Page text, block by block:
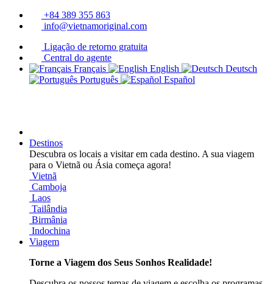
+84 389 355 863
info@vietnamoriginal.com
Ligação de retorno gratuita
Central do agente
Français
English
Deutsch
Português
Español
Destinos
Descubra os locais a visitar em cada destino. A sua viagem
para o Vietnã ou Ásia começa agora!
Vietnã
Camboja
Laos
Tailândia
Birmânia
Indochina
Viagem
Torne a Viagem dos Seus Sonhos Realidade!